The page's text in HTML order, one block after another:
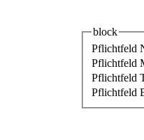
block
Pflichtfeld
Pflichtfeld
Pflichtfeld
Pflichtfeld